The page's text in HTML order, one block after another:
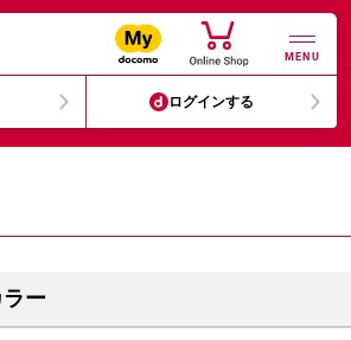
MENU
ログインする
ー